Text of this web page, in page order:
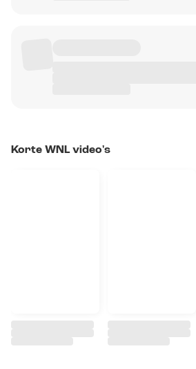
Korte WNL video's